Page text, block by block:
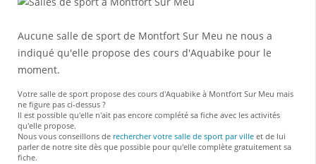
Aucune salle de sport de Montfort Sur Meu ne nous a
indiqué qu'elle propose des cours d'Aquabike pour le
moment.
Votre salle de sport propose des cours d'Aquabike à Montfort Sur Meu mais
ne figure pas ci-dessus ?
Il est possible qu'elle n'ait pas encore complété sa fiche avec les activités
qu'elle propose.
Nous vous conseillons de rechercher votre salle de sport par ville et de lui
parler de notre site dès que possible pour qu'elle complète gratuitement sa
fiche.